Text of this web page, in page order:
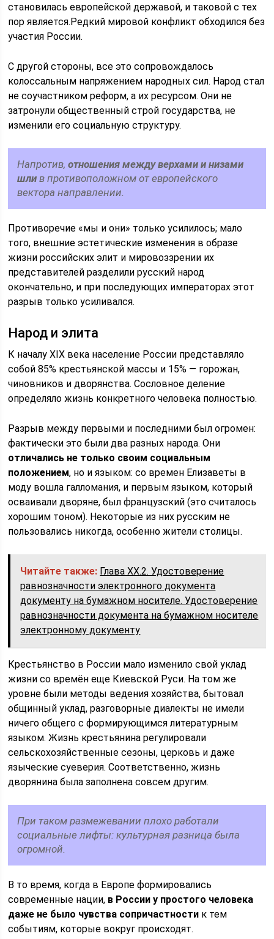
становилась европейской державой, и таковой с тех
пор является.Редкий мировой конфликт обходился без
участия России.
С другой стороны, все это сопровождалось
колоссальным напряжением народных сил. Народ стал
не соучастником реформ, а их ресурсом. Они не
затронули общественный строй государства, не
изменили его социальную структуру.
Напротив,отношения между верхами и низами
шли в противоположном от европейского
вектора направлении.
Противоречие «мы и они» только усилилось; мало
того, внешние эстетические изменения в образе
жизни российских элит и мировоззрении их
представителей разделили русский народ
окончательно, и при последующих императорах этот
разрыв только усиливался.
Народ и элита
К началу XIX века население России представляло
собой 85% крестьянской массы и 15% — горожан,
чиновников и дворянства. Сословное деление
определяло жизнь конкретного человека полностью.
Разрыв между первыми и последними был огромен:
фактически это были два разных народа. Они
отличались не только своим социальным
положением, но и языком: со времен Елизаветы в
моду вошла галломания, и первым языком, который
осваивали дворяне, был французский (это считалось
хорошим тоном). Некоторые из них русским не
пользовались никогда, особенно жители столицы.
Читайте также: Глава XX.2. Удостоверение
равнозначности электронного документа
документу на бумажном носителе. Удостоверение
равнозначности документа на бумажном носителе
электронному документу
Крестьянство в России мало изменило свой уклад
жизни со времён еще Киевской Руси. На том же
уровне были методы ведения хозяйства, бытовал
общинный уклад, разговорные диалекты не имели
ничего общего с формирующимся литературным
языком. Жизнь крестьянина регулировали
сельскохозяйственные сезоны, церковь и даже
языческие суеверия. Соответственно, жизнь
дворянина была заполнена совсем другим.
При таком размежевании плохо работали
социальные лифты: культурная разница была
огромной.
В то время, когда в Европе формировались
современные нации, в России у простого человека
даже не было чувства сопричастности к тем
событиям, которые вокруг происходят.